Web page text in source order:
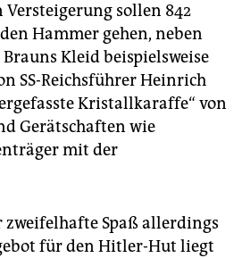
sollen 842
Hammer gehen, neben
Kleid beispielsweise
SS-Reichsführer Heinrich
Kristallkaraffe“ von
Gerätschaften wie
mit der
Spaß allerdings
für den Hitler-Hut liegt